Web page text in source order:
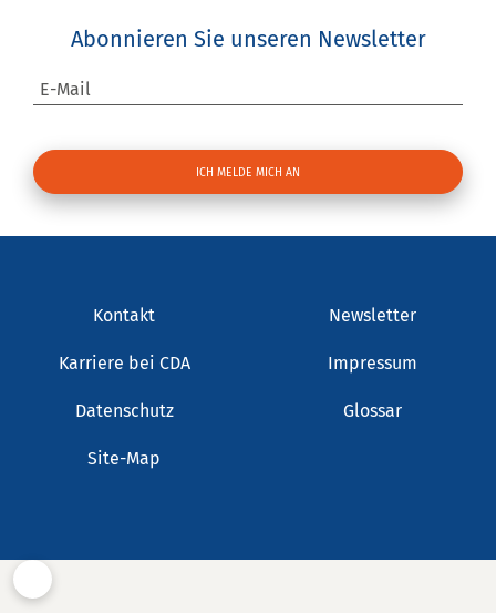
Abonnieren Sie unseren Newsletter
E-Mail
Kontakt Newsletter
Karriere bei CDA Impressum
Datenschutz Glossar
Site-Map